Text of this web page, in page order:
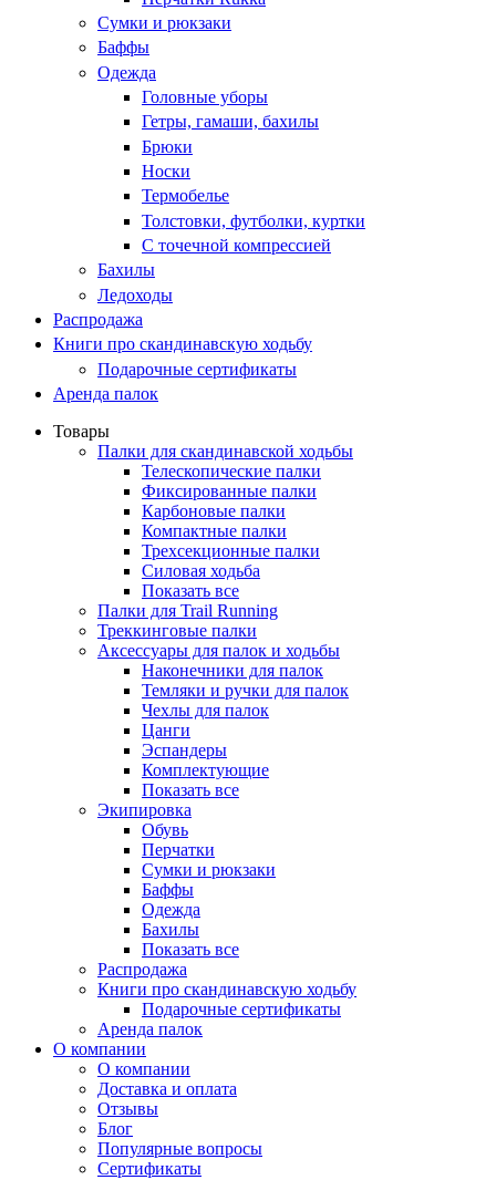
Сумки и рюкзаки
Баффы
Одежда
Головные уборы
Гетры, гамаши, бахилы
Брюки
Носки
Термобелье
Толстовки, футболки, куртки
С точечной компрессией
Бахилы
Ледоходы
Распродажа
Книги про скандинавскую ходьбу
Подарочные сертификаты
Аренда палок
Товары
Палки для скандинавской ходьбы
Телескопические палки
Фиксированные палки
Карбоновые палки
Компактные палки
Трехсекционные палки
Силовая ходьба
Показать все
Палки для Trail Running
Треккинговые палки
Аксессуары для палок и ходьбы
Наконечники для палок
Темляки и ручки для палок
Чехлы для палок
Цанги
Эспандеры
Комплектующие
Показать все
Экипировка
Обувь
Перчатки
Сумки и рюкзаки
Баффы
Одежда
Бахилы
Показать все
Распродажа
Книги про скандинавскую ходьбу
Подарочные сертификаты
Аренда палок
О компании
О компании
Доставка и оплата
Отзывы
Блог
Популярные вопросы
Сертификаты